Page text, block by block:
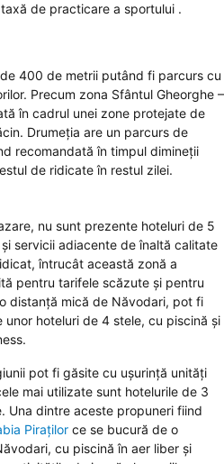
de practicare a sportului .
400 de metrii putând fi parcurs cu
Precum zona Sfântul Gheorghe –
în cadrul unei zone protejate de
Drumeția are un parcurs de
recomandată în timpul dimineții
de ridicate în restul zilei.
nu sunt prezente hoteluri de 5
servicii adiacente de înaltă calitate
întrucât această zonă a
pentru tarifele scăzute și pentru
distanță mică de Năvodari, pot fi
hoteluri de 4 stele, cu piscină și
pot fi găsite cu ușurință unități
mai utilizate sunt hotelurile de 3
Una dintre aceste propuneri fiind
Piraților ce se bucură de o
cu piscină în aer liber și